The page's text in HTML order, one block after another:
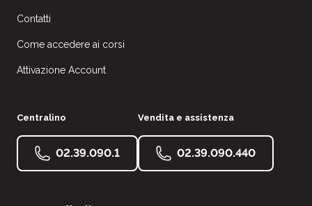
Contatti
Come accedere ai corsi
Attivazione Account
Centralino
02.39.090.1
Vendita e assistenza
02.39.090.440